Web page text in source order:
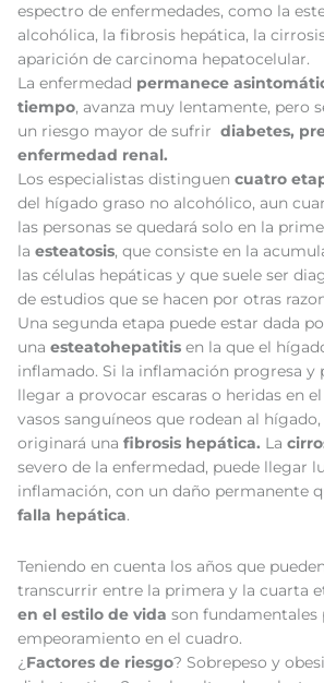
espectro de enfermedades, como la
alcohólica, la fibrosis hepática, la
aparición de carcinoma hepatocelular.
La enfermedad permanece
tiempo, avanza muy lentamente, pero
un riesgo mayor de sufrir diabetes,
enfermedad renal.
Los especialistas distinguen cuatro
del hígado graso no alcohólico, aun
las personas se quedará solo en la
la esteatosis, que consiste en la
las células hepáticas y que suele ser
de estudios que se hacen por otras
Una segunda etapa puede estar dada
una esteatohepatitis en la que el
inflamado. Si la inflamación progresa y
llegar a provocar escaras o heridas en
vasos sanguíneos que rodean al
originará una fibrosis hepática. La
severo de la enfermedad, puede llegar
inflamación, con un daño permanente
falla hepática.
Teniendo en cuenta los años que
transcurrir entre la primera y la cuarta
en el estilo de vida son fundamentales
empeoramiento en el cuadro.
¿ Factores de riesgo? Sobrepeso y